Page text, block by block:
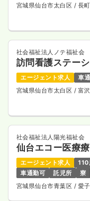
宮城県仙台市太白区 / 長
社会福祉法人ノテ福祉会
訪問看護ステー
エージェント求人
車
宮城県仙台市太白区 / 富
社会福祉法人陽光福祉会
仙台エコー医療
エージェント求人 110
車通勤可
託児所
寮
宮城県仙台市青葉区 / 愛